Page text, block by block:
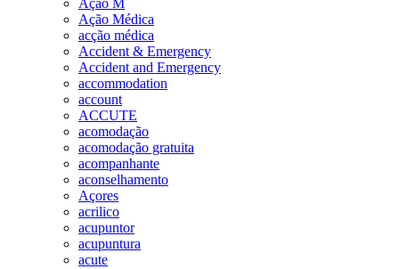
Ação Médica
acção médica
Accident & Emergency
Accident and Emergency
accommodation
account
ACCUTE
acomodação
acomodação gratuita
acompanhante
aconselhamento
Açores
acrilico
acupuntor
acupuntura
acute